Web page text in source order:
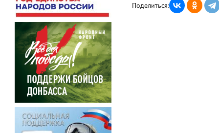
Поделиться: